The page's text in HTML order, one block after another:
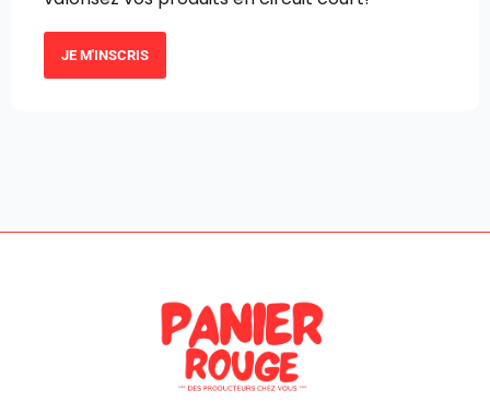
JE M'INSCRIS